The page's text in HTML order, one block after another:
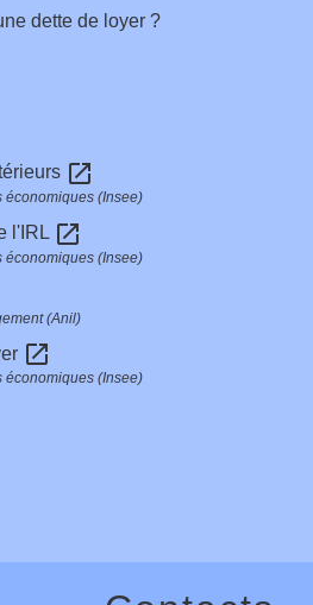
dette de loyer ?
open_in_new
économiques (Insee)
l'IRL open_in_new
économiques (Insee)
(Anil)
open_in_new
économiques (Insee)